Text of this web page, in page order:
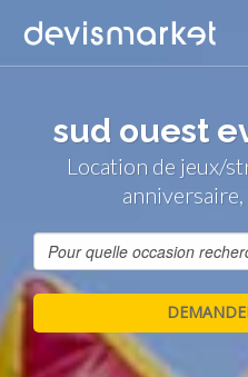
sud ouest
Location de jeux/